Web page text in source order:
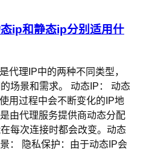
ip和静态ip分别适用什
代理IP中的两种不同类型，
场景和需求。 动态IP： 动态
用过程中会不断变化的IP地
由代理服务提供商动态分配
每次连接时都会改变。动态
： 隐私保护：由于动态IP会